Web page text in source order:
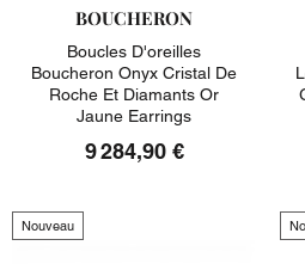
BOUCHERON
Boucles D'oreilles
Boucheron Onyx Cristal De
Roche Et Diamants Or
Jaune Earrings
9 284,90 €
Nouveau